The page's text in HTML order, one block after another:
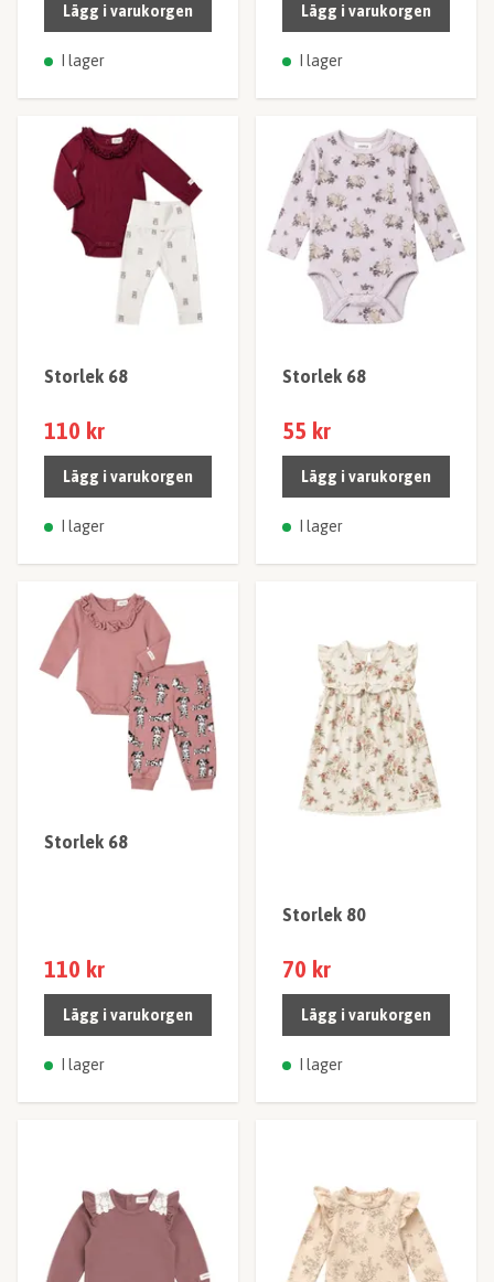
Lägg i varukorgen
I lager
Lägg i varukorgen
I lager
Storlek 68
110 kr
Lägg i varukorgen
I lager
Storlek 68
55 kr
Lägg i varukorgen
I lager
Storlek 68
110 kr
Lägg i varukorgen
I lager
Storlek 80
70 kr
Lägg i varukorgen
I lager